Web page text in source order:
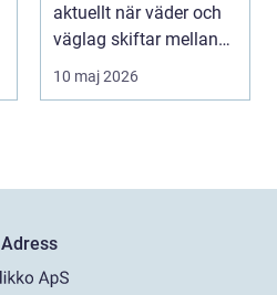
aktuellt när väder och
väglag skiftar mellan
sommar och ...
10 maj 2026
Adress